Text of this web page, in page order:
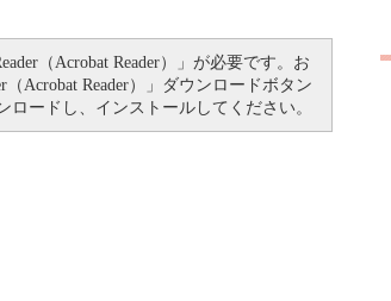
（Acrobat Reader）」が必要です。お
Acrobat Reader）」ダウンロードボタン
ードし、インストールしてください。